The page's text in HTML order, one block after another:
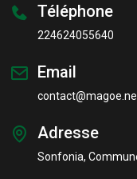
Téléphone
224624055640
Email
Adresse
Sonfonia,